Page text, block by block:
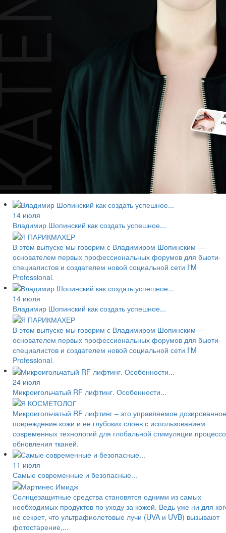
14 июля
Владимир Шопинский как создать успешное...
В этом выпуске мы говорим с Владимиром Шопинским —
основателем первых профессиональных форумов для бьюти-
специалистов и создателем новой социальной сети I'M
Professional.
14 июля
Владимир Шопинский как создать успешное...
В этом выпуске мы говорим с Владимиром Шопинским —
основателем первых профессиональных форумов для бьюти-
специалистов и создателем новой социальной сети I'M
Professional.
24 июля
Микроигольчатый RF лифтинг. Особенности...
Микроигольчатый RF лифтинг – это управляемое дозированное
повреждение кожи и ее глубоких слоев с использованием
современных технологий для глобальной стимуляции
обновления тканей.
11 июля
Самые современные и безопасные...
Солнцезащитные средства становятся одними из самых
необходимых продуктов по уходу за кожей. Ведь уже ни для
не секрет, что ультрафиолетовые лучи (UVA и UVB) вызывают
фотостарение,...